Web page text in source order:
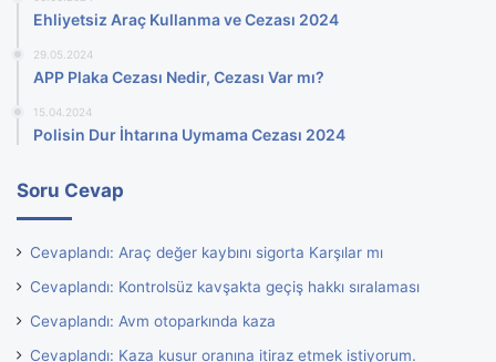
Ehliyetsiz Araç Kullanma ve Cezası 2024
29.05.2024
APP Plaka Cezası Nedir, Cezası Var mı?
15.04.2024
Polisin Dur İhtarına Uymama Cezası 2024
Soru Cevap
Cevaplandı: Araç değer kaybını sigorta Karşılar mı
Cevaplandı: Kontrolsüz kavşakta geçiş hakkı sıralaması
Cevaplandı: Avm otoparkında kaza
Cevaplandı: Kaza kusur oranına itiraz etmek istiyorum.